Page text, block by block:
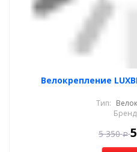
Велокрепление
Тип:
Бренд:
5 350 Р